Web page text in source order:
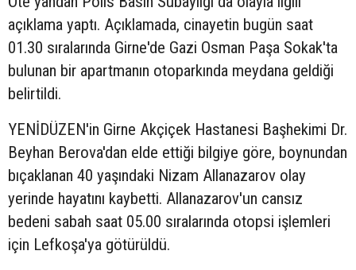
açıklama yaptı. Açıklamada, cinayetin bugün saat
01.30 sıralarında Girne'de Gazi Osman Paşa Sokak'ta
bulunan bir apartmanın otoparkında meydana geldiği
belirtildi.
YENİDÜZEN'in Girne Akçiçek Hastanesi Başhekimi Dr.
Beyhan Berova'dan elde ettiği bilgiye göre, boynundan
bıçaklanan 40 yaşındaki Nizam Allanazarov olay
yerinde hayatını kaybetti. Allanazarov'un cansız
bedeni sabah saat 05.00 sıralarında otopsi işlemleri
için Lefkoşa'ya götürüldü.